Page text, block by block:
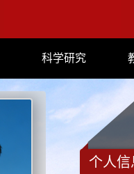
科学研究
个人信